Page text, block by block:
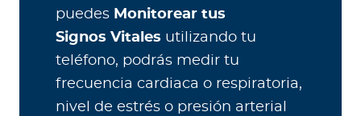
puedes Monitorear tus
Signos Vitales utilizando tu
teléfono, podrás medir tu
frecuencia cardiaca o respiratoria,
nivel de estrés o presión arterial